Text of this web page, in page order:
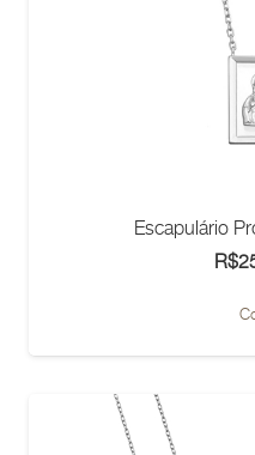
Escapulário
R$